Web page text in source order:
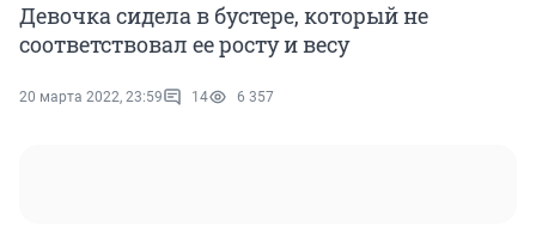
Девочка сидела в бустере, который не
соответствовал ее росту и весу
20 марта 2022, 23:59 14 6 357